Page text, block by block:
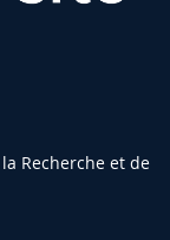
Recherche et de